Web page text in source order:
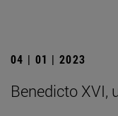
04 | 01 | 2023
Benedicto XVI,